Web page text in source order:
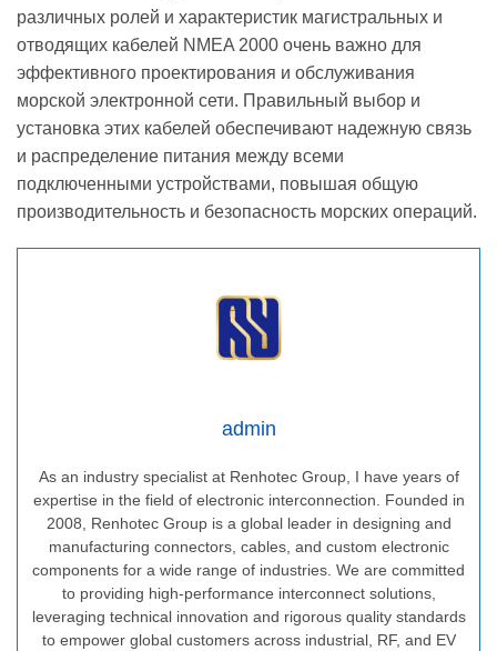
различных ролей и характеристик магистральных и
отводящих кабелей NMEA 2000 очень важно для
эффективного проектирования и обслуживания
морской электронной сети. Правильный выбор и
установка этих кабелей обеспечивают надежную связь
и распределение питания между всеми
подключенными устройствами, повышая общую
производительность и безопасность морских операций.
admin
As an industry specialist at Renhotec Group, I have years of
expertise in the field of electronic interconnection. Founded in
2008, Renhotec Group is a global leader in designing and
manufacturing connectors, cables, and custom electronic
components for a wide range of industries. We are committed
to providing high-performance interconnect solutions,
leveraging technical innovation and rigorous quality standards
to empower global customers across industrial, RF, and EV